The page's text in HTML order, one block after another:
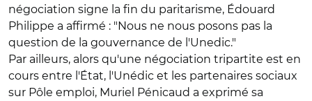
négociation signe la fin du paritarisme, Édouard
Philippe a affirmé : "Nous ne nous posons pas la
question de la gouvernance de l'Unedic."
Par ailleurs, alors qu'une négociation tripartite est en
cours entre l'État, l'Unédic et les partenaires sociaux
sur Pôle emploi, Muriel Pénicaud a exprimé sa